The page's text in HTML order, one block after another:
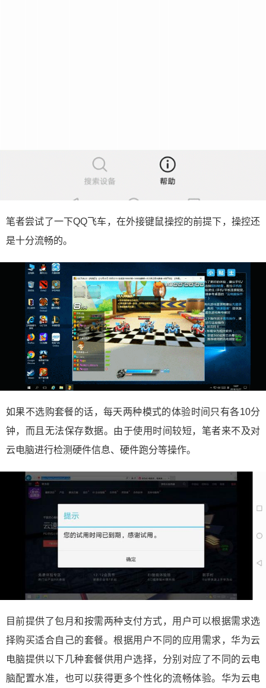
笔者尝试了一下QQ飞车，在外接键鼠操控的前提下，操控还
是十分流畅的。
如果不选购套餐的话，每天两种模式的体验时间只有各10分
钟，而且无法保存数据。由于使用时间较短，笔者来不及对
云电脑进行检测硬件信息、硬件跑分等操作。
目前提供了包月和按需两种支付方式，用户可以根据需求选
择购买适合自己的套餐。根据用户不同的应用需求，华为云
电脑提供以下几种套餐供用户选择，分别对应了不同的云电
脑配置水准，也可以获得更多个性化的流畅体验。华为云电